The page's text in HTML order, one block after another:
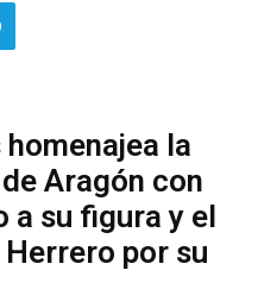
la
Aragón con
a su figura y el
por su